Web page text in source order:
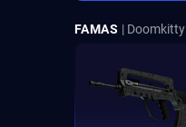
FAMAS | Doomkitty